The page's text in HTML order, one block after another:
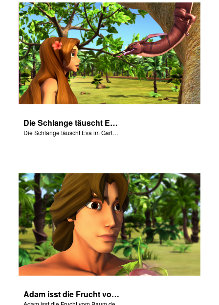
ändern
Die Schlange täuscht Eva im Garten Eden.
Die Schlange täuscht Eva im Garten Eden.
Adam isst die Frucht vom Baum der Erkenntnis.